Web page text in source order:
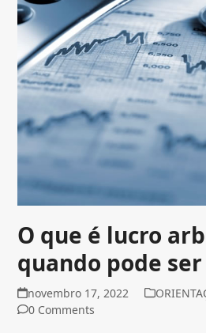
O que é lucro
quando pode
novembro 17, 2022
0 Comments